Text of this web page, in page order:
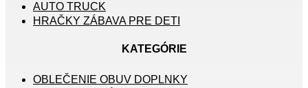
AUTO TRUCK
HRAČKY ZÁBAVA PRE DETI
KATEGÓRIE
OBLEČENIE OBUV DOPLNKY